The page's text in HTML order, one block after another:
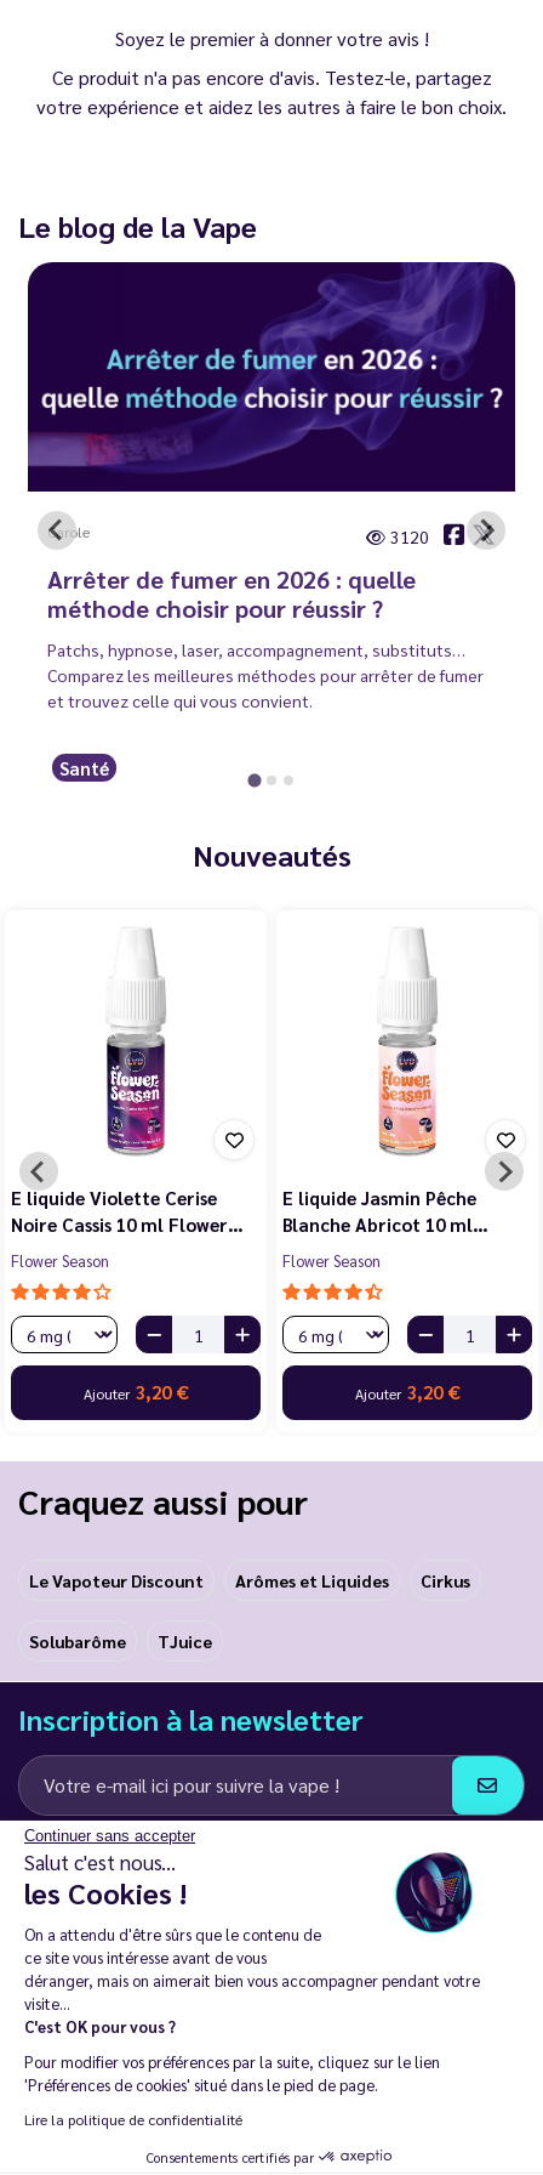
Continuer sans accepter
Salut c'est nous...
les Cookies !
On a attendu d'être sûrs que le contenu de
ce site vous intéresse avant de vous
déranger, mais on aimerait bien vous accompagner pendant votre
visite...
C'est OK pour vous ?
Pour modifier vos préférences par la suite, cliquez sur le lien
'Préférences de cookies' situé dans le pied de page.
Lire la politique de confidentialité
Consentements certifiés par
Soyez le premier à donner votre avis !
Ce produit n'a pas encore d'avis. Testez-le, partagez
votre expérience et aidez les autres à faire le bon choix.
Le blog de la Vape
Carole 3120
Arrêter de fumer en 2026 : quelle
méthode choisir pour réussir ?
Patchs, hypnose, laser, accompagnement, substituts…
Comparez les meilleures méthodes pour arrêter de fumer
et trouvez celle qui vous convient.
Santé
Nouveautés
E liquide Violette Cerise
Noire Cassis 10 ml Flower…
Flower Season
Ajouter 3,20 €
E liquide Jasmin Pêche
Blanche Abricot 10 ml…
Flower Season
Ajouter 3,20 €
Craquez aussi pour
Le Vapoteur Discount Arômes et Liquides Cirkus
Solubarôme TJuice
Inscription à la newsletter
J’accepte de recevoir des communications e-mail et SMS de la part de
LD Groupe
Restez en contact
La vente de cigarette électronique est interdite chez les moins de
18 ans. 🔞
Copyright © 2014 - 2026 Le Vapoteur Discount - Tous droits